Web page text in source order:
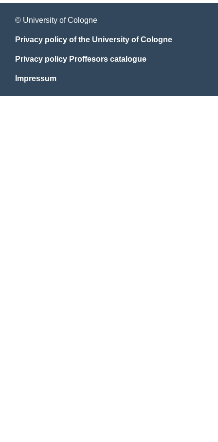
© University of Cologne
Privacy policy of the University of Cologne
Privacy policy Proffesors catalogue
Impressum